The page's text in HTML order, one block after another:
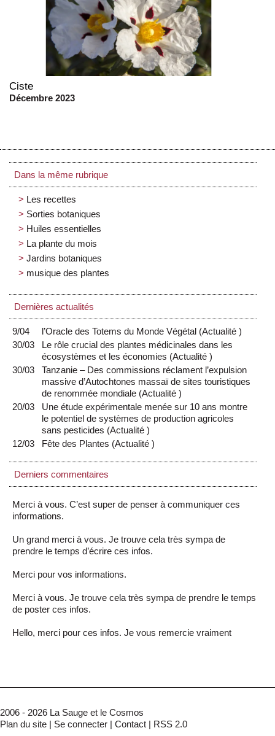
Ciste
Décembre 2023
Dans la même rubrique
Les recettes
Sorties botaniques
Huiles essentielles
La plante du mois
Jardins botaniques
musique des plantes
Dernières actualités
9/04 l’Oracle des Totems du Monde Végétal (Actualité)
30/03
Le rôle crucial des plantes médicinales dans les
écosystèmes et les économies (Actualité)
30/03
Tanzanie – Des commissions réclament l’expulsion
massive d’Autochtones massaï de sites touristiques
de renommée mondiale (Actualité)
20/03
Une étude expérimentale menée sur 10 ans montre
le potentiel de systèmes de production agricoles
sans pesticides (Actualité)
12/03
Fête des Plantes (Actualité)
Derniers commentaires
Merci à vous. C’est super de penser à communiquer ces
informations.
Un grand merci à vous. Je trouve cela très sympa de
prendre le temps d’écrire ces infos.
Merci pour vos informations.
Merci à vous. Je trouve cela très sympa de prendre le temps
de poster ces infos.
Hello, merci pour ces infos. Je vous remercie vraiment
2006 - 2026 La Sauge et le Cosmos
Plan du site | Se connecter | Contact | RSS 2.0